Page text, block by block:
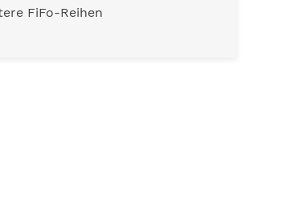
FiFo-Reihen